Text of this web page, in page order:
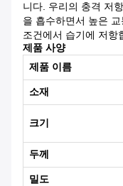
니다. 우리의 충격 저
을 흡수하면서 높은
조건에서 습기에 저항
제품 사양
제품 이름
소재
크기
두께
밀도